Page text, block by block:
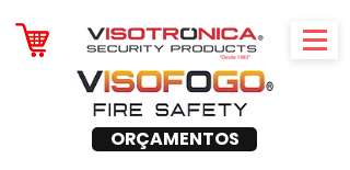
ORÇAMENTOS